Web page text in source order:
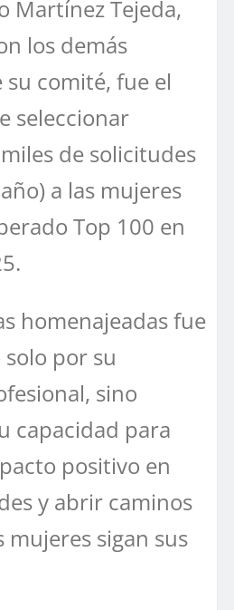
Martínez Tejeda,
los demás
comité, fue el
seleccionar
de solicitudes
a las mujeres
Top 100 en
homenajeadas fue
por su
sino
capacidad para
positivo en
y abrir caminos
sigan sus